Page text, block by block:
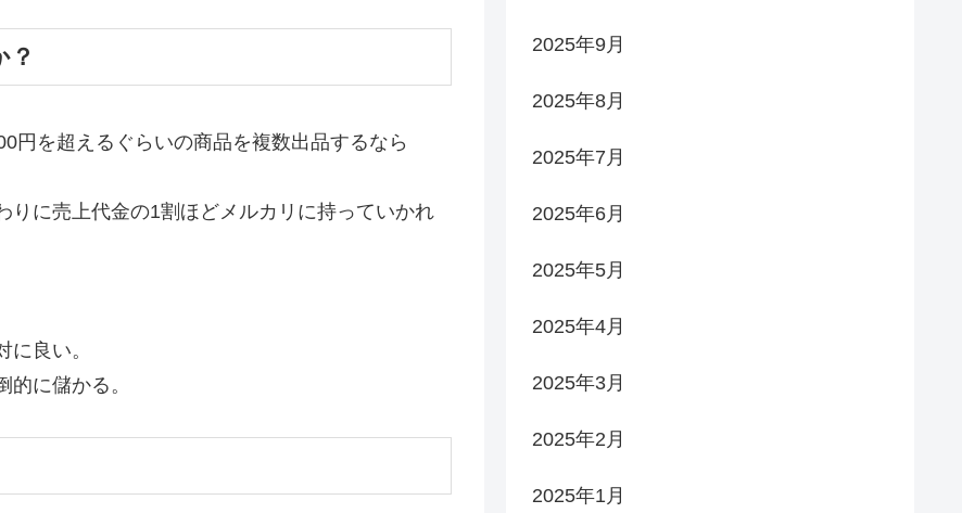
円を超えるぐらいの商品を複数出品するなら
に売上代金の1割ほどメルカリに持っていかれ
良い。
に儲かる。
2025年9月
2025年8月
2025年7月
2025年6月
2025年5月
2025年4月
2025年3月
2025年2月
2025年1月